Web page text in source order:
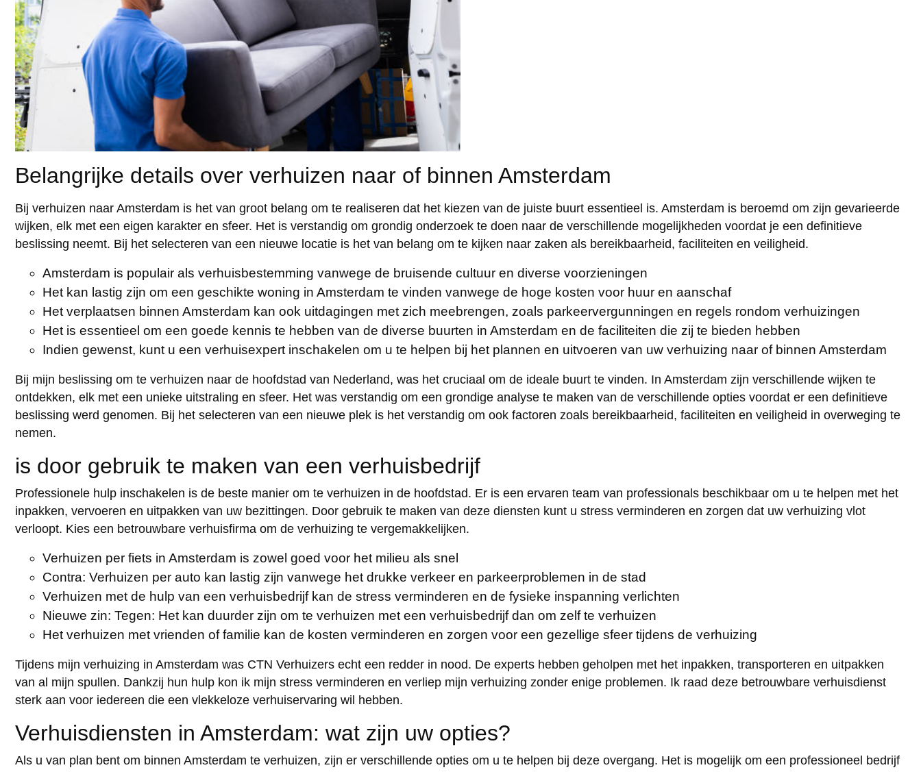
Belangrijke details over verhuizen naar of binnen Amsterdam
Bij verhuizen naar Amsterdam is het van groot belang om te realiseren dat het kiezen van de juiste buurt essentieel is. Amsterdam is beroemd om zijn gevarieerde
wijken, elk met een eigen karakter en sfeer. Het is verstandig om grondig onderzoek te doen naar de verschillende mogelijkheden voordat je een definitieve
beslissing neemt. Bij het selecteren van een nieuwe locatie is het van belang om te kijken naar zaken als bereikbaarheid, faciliteiten en veiligheid.
Amsterdam is populair als verhuisbestemming vanwege de bruisende cultuur en diverse voorzieningen
Het kan lastig zijn om een geschikte woning in Amsterdam te vinden vanwege de hoge kosten voor huur en aanschaf
Het verplaatsen binnen Amsterdam kan ook uitdagingen met zich meebrengen, zoals parkeervergunningen en regels rondom verhuizingen
Het is essentieel om een goede kennis te hebben van de diverse buurten in Amsterdam en de faciliteiten die zij te bieden hebben
Indien gewenst, kunt u een verhuisexpert inschakelen om u te helpen bij het plannen en uitvoeren van uw verhuizing naar of binnen Amsterdam
Bij mijn beslissing om te verhuizen naar de hoofdstad van Nederland, was het cruciaal om de ideale buurt te vinden. In Amsterdam zijn verschillende wijken te
ontdekken, elk met een unieke uitstraling en sfeer. Het was verstandig om een grondige analyse te maken van de verschillende opties voordat er een definitieve
beslissing werd genomen. Bij het selecteren van een nieuwe plek is het verstandig om ook factoren zoals bereikbaarheid, faciliteiten en veiligheid in overweging te
nemen.
is door gebruik te maken van een verhuisbedrijf
Professionele hulp inschakelen is de beste manier om te verhuizen in de hoofdstad. Er is een ervaren team van professionals beschikbaar om u te helpen met het
inpakken, vervoeren en uitpakken van uw bezittingen. Door gebruik te maken van deze diensten kunt u stress verminderen en zorgen dat uw verhuizing vlot
verloopt. Kies een betrouwbare verhuisfirma om de verhuizing te vergemakkelijken.
Verhuizen per fiets in Amsterdam is zowel goed voor het milieu als snel
Contra: Verhuizen per auto kan lastig zijn vanwege het drukke verkeer en parkeerproblemen in de stad
Verhuizen met de hulp van een verhuisbedrijf kan de stress verminderen en de fysieke inspanning verlichten
Nieuwe zin: Tegen: Het kan duurder zijn om te verhuizen met een verhuisbedrijf dan om zelf te verhuizen
Het verhuizen met vrienden of familie kan de kosten verminderen en zorgen voor een gezellige sfeer tijdens de verhuizing
Tijdens mijn verhuizing in Amsterdam was CTN Verhuizers echt een redder in nood. De experts hebben geholpen met het inpakken, transporteren en uitpakken
van al mijn spullen. Dankzij hun hulp kon ik mijn stress verminderen en verliep mijn verhuizing zonder enige problemen. Ik raad deze betrouwbare verhuisdienst
sterk aan voor iedereen die een vlekkeloze verhuiservaring wil hebben.
Verhuisdiensten in Amsterdam: wat zijn uw opties?
Als u van plan bent om binnen Amsterdam te verhuizen, zijn er verschillende opties om u te helpen bij deze overgang. Het is mogelijk om een professioneel bedrijf